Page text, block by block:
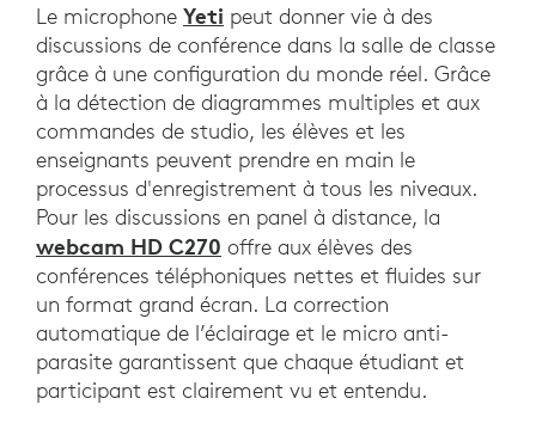
Le microphone Yeti peut donner vie à des
discussions de conférence dans la salle de classe
grâce à une configuration du monde réel. Grâce
à la détection de diagrammes multiples et aux
commandes de studio, les élèves et les
enseignants peuvent prendre en main le
processus d'enregistrement à tous les niveaux.
Pour les discussions en panel à distance, la
webcam HD C270 offre aux élèves des
conférences téléphoniques nettes et fluides sur
un format grand écran. La correction
automatique de l’éclairage et le micro anti-
parasite garantissent que chaque étudiant et
participant est clairement vu et entendu.